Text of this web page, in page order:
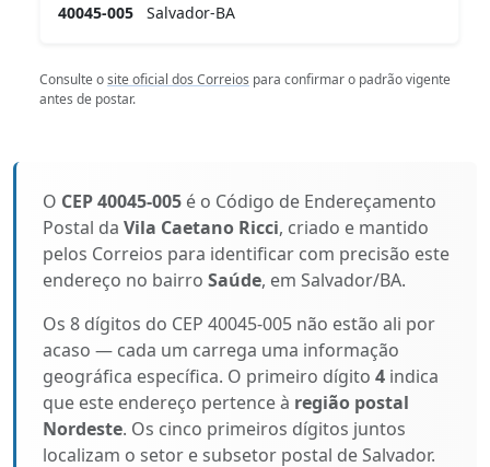
40045-005 Salvador-BA
Consulte osite oficial dos Correios para confirmar o padrão vigente
antes de postar.
O CEP 40045-005 é o Código de Endereçamento
Postal da Vila Caetano Ricci, criado e mantido
pelos Correios para identificar com precisão este
endereço no bairro Saúde, em Salvador/BA.
Os 8 dígitos do CEP 40045-005 não estão ali por
acaso — cada um carrega uma informação
geográfica específica. O primeiro dígito 4 indica
que este endereço pertence à região postal
Nordeste. Os cinco primeiros dígitos juntos
localizam o setor e subsetor postal de Salvador.